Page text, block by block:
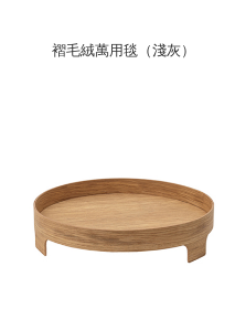
褶毛絨萬用毯（淺灰）